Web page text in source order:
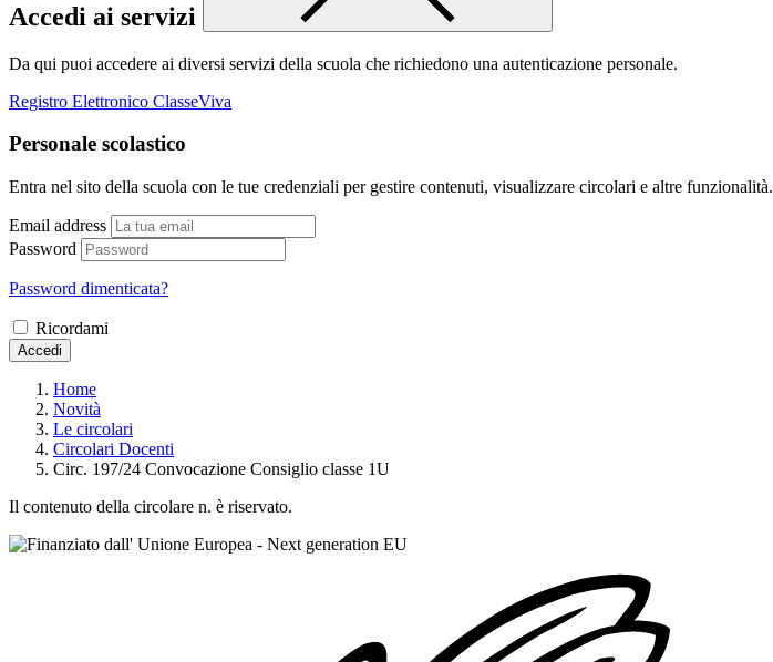
Accedi ai servizi
Da qui puoi accedere ai diversi servizi della scuola che richiedono una autenticazione personale.
Registro Elettronico ClasseViva
Personale scolastico
Entra nel sito della scuola con le tue credenziali per gestire contenuti, visualizzare circolari e altre funzionalità.
Email address
Password
Password dimenticata?
Ricordami
Accedi
Home
Novità
Le circolari
Circolari Docenti
Circ. 197/24 Convocazione Consiglio classe 1U
Il contenuto della circolare n. è riservato.